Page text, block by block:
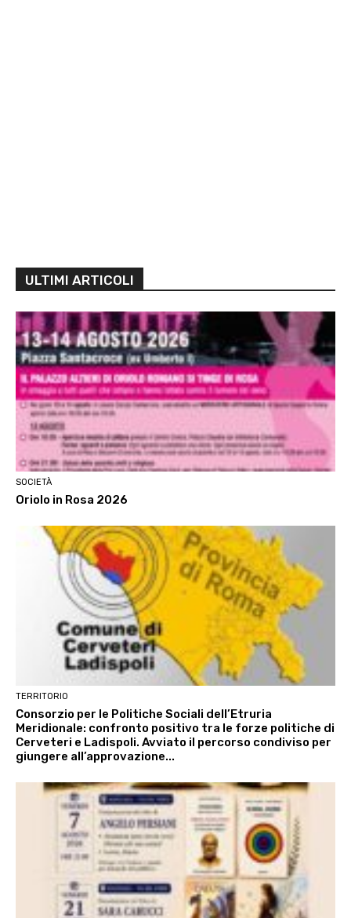
ULTIMI ARTICOLI
SOCIETÀ
Oriolo in Rosa 2026
TERRITORIO
Consorzio per le Politiche Sociali dell’Etruria
Meridionale: confronto positivo tra le forze politiche di
Cerveteri e Ladispoli. Avviato il percorso condiviso per
giungere all’approvazione...